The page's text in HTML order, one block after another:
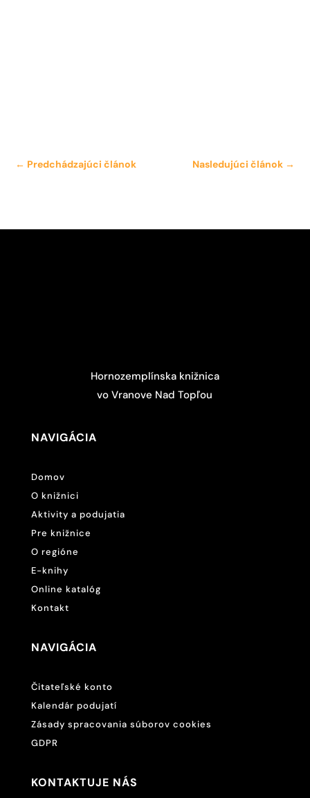
← Predchádzajúci článok Nasledujúci článok→
Hornozemplínska knižnica
vo Vranove Nad Topľou
NAVIGÁCIA
Domov
O knižnici
Aktivity a podujatia
Pre knižnice
O regióne
E-knihy
Online katalóg
Kontakt
NAVIGÁCIA
Čitateľské konto
Kalendár podujatí
Zásady spracovania súborov cookies
GDPR
KONTAKTUJE NÁS